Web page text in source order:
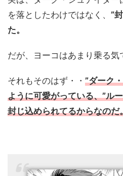
を落としたわけではなく、 ”
た。
だが、ヨーコはあまり乗る気
それもそのはず・・ ”ダーク
ように可愛がっている、”ル
封じ込められてるからなのだ